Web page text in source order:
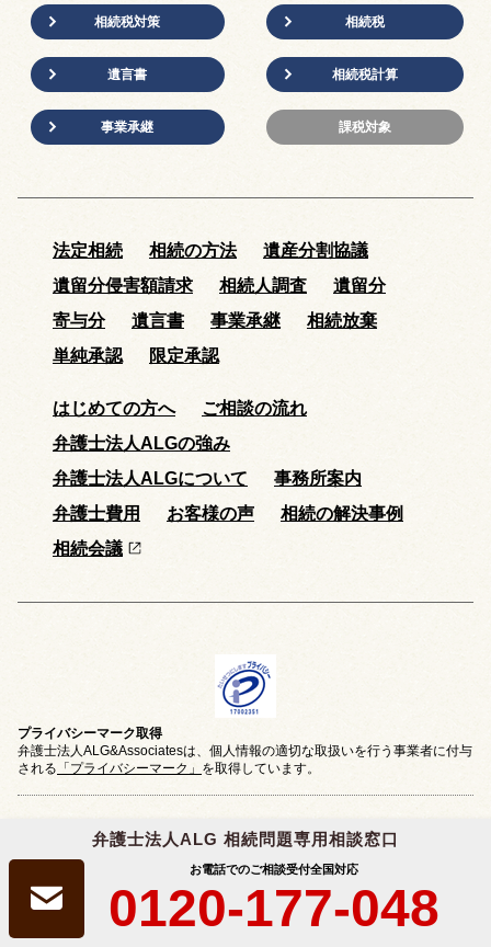
弁護士法人ALG 相続問題専用相談窓口
お電話でのご相談受付全国対応
0120-177-048
相続税対策
遺言書
事業承継
相続税
相続税計算
課税対象
法定相続 相続の方法
遺産分割協議
遺留分侵害額請求
相続人調査
遺留分
寄与分
遺言書 事業承継
相続放棄
単純承認
限定承認
はじめての方へ
ご相談の流れ
弁護士法人ALGの強み
弁護士法人ALGについて
事務所案内
弁護士費用
お客様の声
相続の解決事例
相続会議
プライバシーマーク取得
弁護士法人ALG&Associatesは、個人情報の適切な取扱いを行う事業者に付与
される 「プライバシーマーク」 を取得しています。
プライバシーポリシー